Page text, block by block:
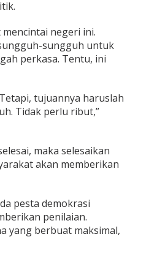
negeri ini.
sungguh untuk
perkasa. Tentu, ini
tujuannya haruslah
Tidak perlu ribut,”
maka selesaikan
akan memberikan
pesta demokrasi
penilaian.
yang berbuat maksimal,